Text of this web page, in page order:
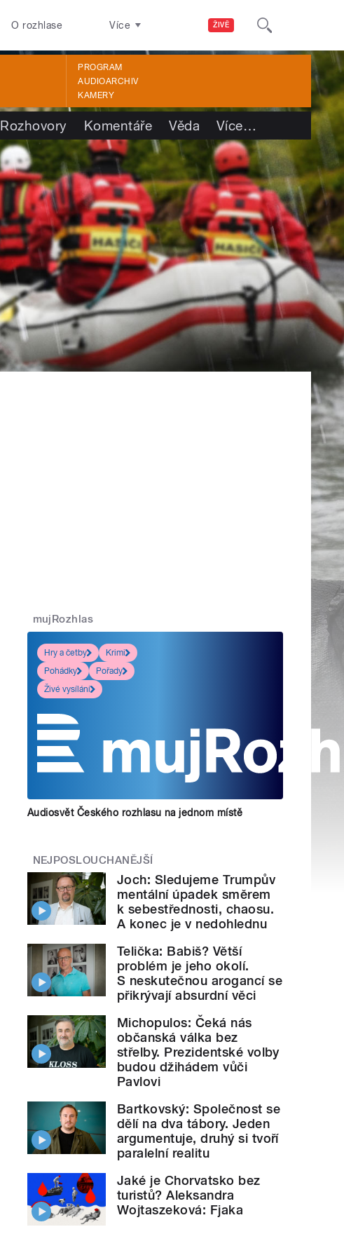
ŽIVĚ
O rozhlase Více
PROGRAM
AUDIOARCHIV
KAMERY
Rozhovory Komentáře Věda Více…
mujRozhlas
Hry a četby
Krimi
Pohádky
Pořady
Živé vysílání
Audiosvět Českého rozhlasu na jednom místě
NEJPOSLOUCHANĚJŠÍ
Joch: Sledujeme Trumpův
mentální úpadek směrem
k sebestřednosti, chaosu.
A konec je v nedohlednu
Telička: Babiš? Větší
problém je jeho okolí.
S neskutečnou arogancí se
přikrývají absurdní věci
Michopulos: Čeká nás
občanská válka bez
střelby. Prezidentské volby
budou džihádem vůči
Pavlovi
Bartkovský: Společnost se
dělí na dva tábory. Jeden
argumentuje, druhý si tvoří
paralelní realitu
Jaké je Chorvatsko bez
turistů? Aleksandra
Wojtaszeková: Fjaka